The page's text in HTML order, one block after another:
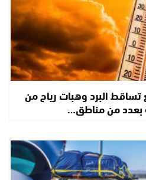
البرد وهبات رياح من
بعدد من مناطق…